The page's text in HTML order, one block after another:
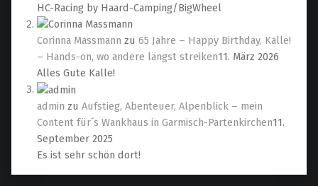
HC-Racing by Haard-Camping/BigWheel
Corinna Massmann zu 65 Jahre – Happy Birthday, Kalle!
– Hands-on, wo andere längst streiken11. März 2026
Alles Gute Kalle!
admin zu Aufstieg, Abenteuer, Alpenblick – mein
Content für´s Wankhaus in Garmisch-Partenkirchen11.
September 2025
Es ist sehr schön dort!